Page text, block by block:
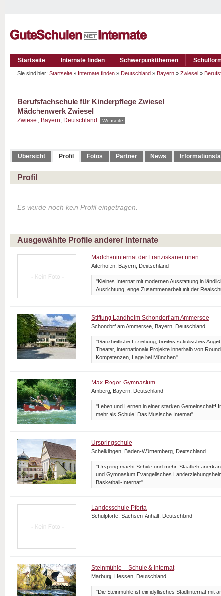
Startseite Internate finden Schwerpunktthemen
Sie sind hier: Startseite » Internate finden » Deutschland » Bayern » Zwiesel »
Berufsfachschule für Kinderpflege Zwiesel
Mädchenwerk Zwiesel
Zwiesel , Bayern, Deutschland Webseite
Übersicht Profil Fotos Partner News
Profil
Es wurde noch kein Profil eingetragen.
Ausgewählte Profile anderer Internate
Mädcheninternat der Franziskanerinnen
Aiterhofen, Bayern, Deutschland
"Kleines Internat mit modernen Ausstattung in
Ausrichtung, enge Zusammenarbeit mit der
Stiftung Landheim Schondorf am Ammersee
Schondorf am Ammersee, Bayern, Deutschland
"Ganzheitliche Erziehung, breites schulisches
Theater, internationale Projekte innerhalb von
Kompetenzen, Lage bei München"
Max-Reger-Gymnasium
Amberg, Bayern, Deutschland
"Leben und Lernen in einer starken Gemeinschaft!
mehr als Schule! Das Musische Internat"
Urspringschule
Schelklingen, Baden-Württemberg, Deutschland
"Urspring macht Schule und mehr. Staatlich
und Gymnasium Evangelisches
Basketball-Internat"
Landesschule Pforta
Schulpforte, Sachsen-Anhalt, Deutschland
Steinmühle – Schule & Internat
Marburg, Hessen, Deutschland
"Die Steinmühle ist ein idyllisches Stadtinternat mit